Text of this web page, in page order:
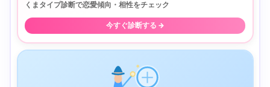
くまタイプ診断で恋愛傾向・相性をチェック
今すぐ診断する →